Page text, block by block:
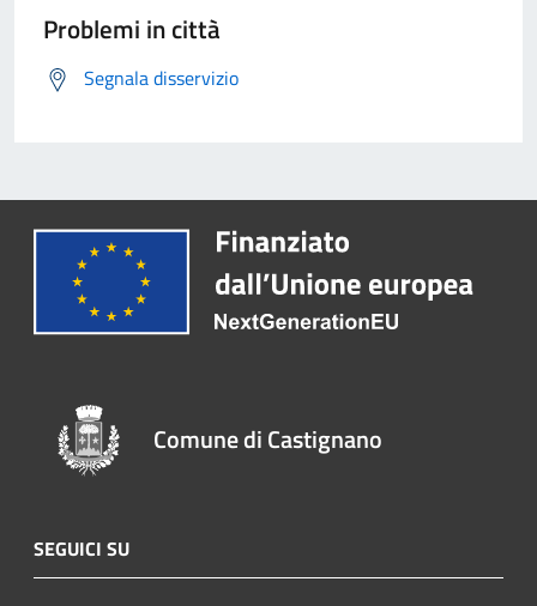
Problemi in città
Segnala disservizio
Comune di Castignano
SEGUICI SU